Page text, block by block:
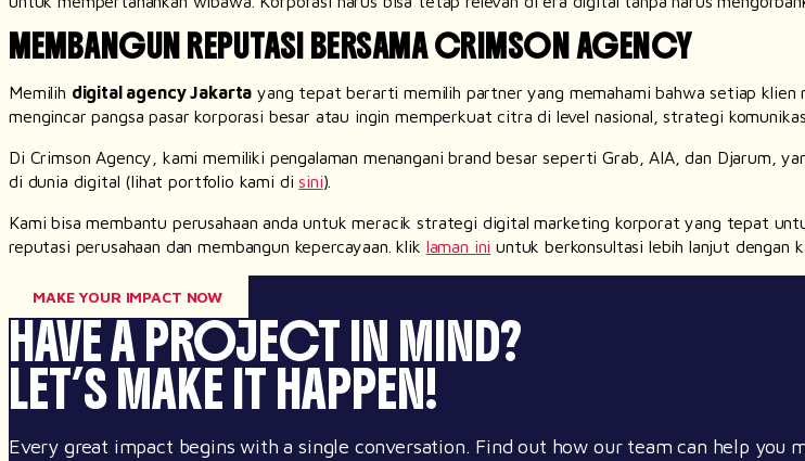
MEMBANGUN REPUTASI BERSAMA CRIMSON AGENCY
Memilih digital agencyJakarta yang tepat berarti memilih partner yang memahami bahwa setiap klien
mengincar pangsa pasar korporasi besar atau ingin memperkuat citra di level nasional, strategi
Di Crimson Agency, kami memiliki pengalaman menanganibrand besar seperti Grab, AIA, dan Djarum,
di dunia digital (lihat portfolio kami disini).
Kami bisa membantu perusahaan anda untuk meracik strategi digital marketing korporat yang tepat
reputasi perusahaan dan membangun kepercayaan. klik laman ini untuk berkonsultasi lebih lanjut dengan
MAKE YOUR IMPACT NOW
HAVE A PROJECT IN MIND?
LET’S MAKE IT HAPPEN!
Every great impact begins with a single conversation. Find out how our team can help you